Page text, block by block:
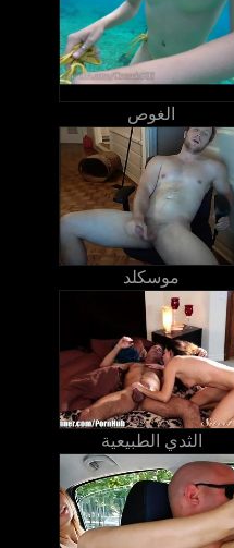
الغوص
موسكلد
الثدي الطبيعية